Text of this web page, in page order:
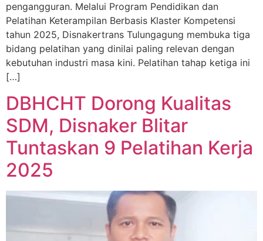
pengangguran. Melalui Program Pendidikan dan
Pelatihan Keterampilan Berbasis Klaster Kompetensi
tahun 2025, Disnakertrans Tulungagung membuka tiga
bidang pelatihan yang dinilai paling relevan dengan
kebutuhan industri masa kini. Pelatihan tahap ketiga ini
[…]
DBHCHT Dorong Kualitas
SDM, Disnaker Blitar
Tuntaskan 9 Pelatihan Kerja
2025